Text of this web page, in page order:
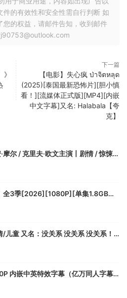
件的有效性和安全性需自行判断 如
的权益，请邮件告知，收到邮件
下一篇
【电影】失心疯 ป่าจิตหลุด
(2025)[泰国最新恐怖片][胆小慎
看！][流媒体正式版][MP4][内嵌
中文字幕]又名: Halabala【夸
克】
尔 / 克里夫·欧文主演丨剧情 / 惊悚丨
全3季[2026][1080P][单集1.8GB共
内嵌中英特效字幕（亿万同人字幕